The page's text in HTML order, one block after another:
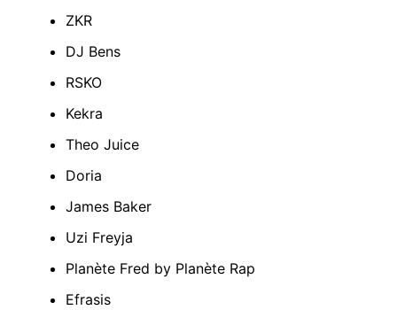
ZKR
DJ Bens
RSKO
Kekra
Theo Juice
Doria
James Baker
Uzi Freyja
Planète Fred by Planète Rap
Efrasis